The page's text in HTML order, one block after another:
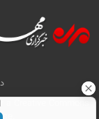
Creative Commons